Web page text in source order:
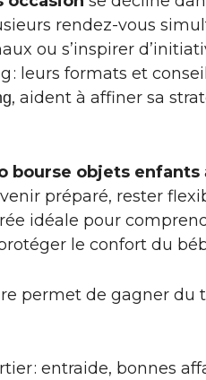
rendez-vous
ou s’inspirer
leurs formats et
, aident à affiner sa
bourse objets enfants
préparé, rester
idéale pour
le confort du
permet de gagner du
: entraide, bonnes